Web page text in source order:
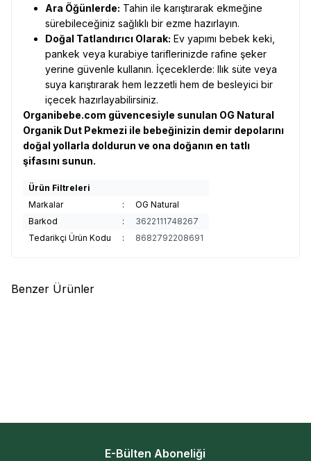
Ara Öğünlerde: Tahin ile karıştırarak ekmeğine
sürebileceğiniz sağlıklı bir ezme hazırlayın.
Doğal Tatlandırıcı Olarak: Ev yapımı bebek keki,
pankek veya kurabiye tariflerinizde rafine şeker
yerine güvenle kullanın. İçeceklerde: Ilık süte veya
suya karıştırarak hem lezzetli hem de besleyici bir
içecek hazırlayabilirsiniz.
Organibebe.com güvencesiyle sunulan OG Natural
Organik Dut Pekmezi ile bebeğinizin demir depolarını
doğal yollarla doldurun ve ona doğanın en tatlı
şifasını sunun.
Ürün Filtreleri
Markalar
:
OG Natural
Barkod
:
3622111748267
Tedarikçi Ürün Kodu
: 8682792208691
Benzer Ürünler
E-Bülten Aboneliği